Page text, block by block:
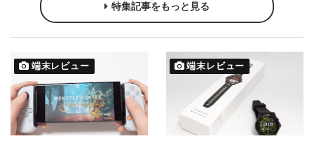
特集記事をもっと見る
端末レビュー 端末レビュー